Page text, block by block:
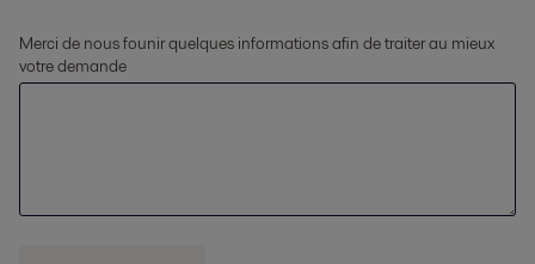
Merci de nous founir quelques informations afin de traiter au mieux
votre demande